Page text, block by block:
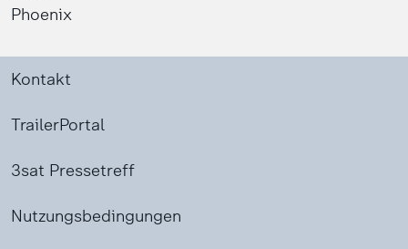
Phoenix
Kontakt
TrailerPortal
3sat Pressetreff
Nutzungsbedingungen